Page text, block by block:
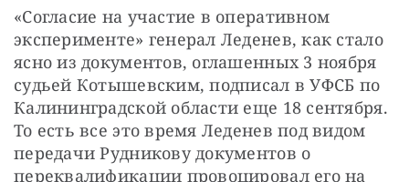
«Согласие на участие в оперативном
эксперименте» генерал Леденев, как стало
ясно из документов, оглашенных 3 ноября
судьей Котышевским, подписал в УФСБ по
Калининградской области еще 18 сентября.
То есть все это время Леденев под видом
передачи Рудникову документов о
переквалификации провоцировал его на